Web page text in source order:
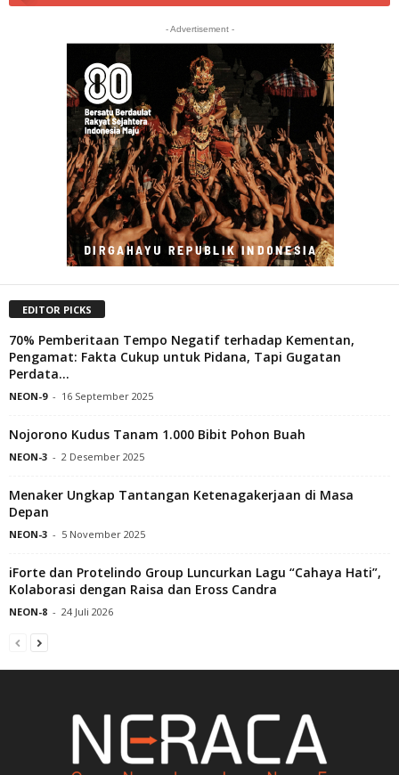
- Advertisement -
EDITOR PICKS
70% Pemberitaan Tempo Negatif terhadap Kementan,
Pengamat: Fakta Cukup untuk Pidana, Tapi Gugatan
Perdata...
NEON-9 - 16 September 2025
Nojorono Kudus Tanam 1.000 Bibit Pohon Buah
NEON-3 - 2 Desember 2025
Menaker Ungkap Tantangan Ketenagakerjaan di Masa
Depan
NEON-3 - 5 November 2025
iForte dan Protelindo Group Luncurkan Lagu “Cahaya Hati”,
Kolaborasi dengan Raisa dan Eross Candra
NEON-8 - 24 Juli 2026